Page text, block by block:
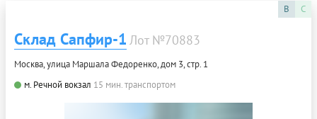
B C
Склад Сапфир-1 Лот №70883
Москва, улица Маршала Федоренко, дом 3, стр. 1
м. Речной вокзал 15 мин. транспортом